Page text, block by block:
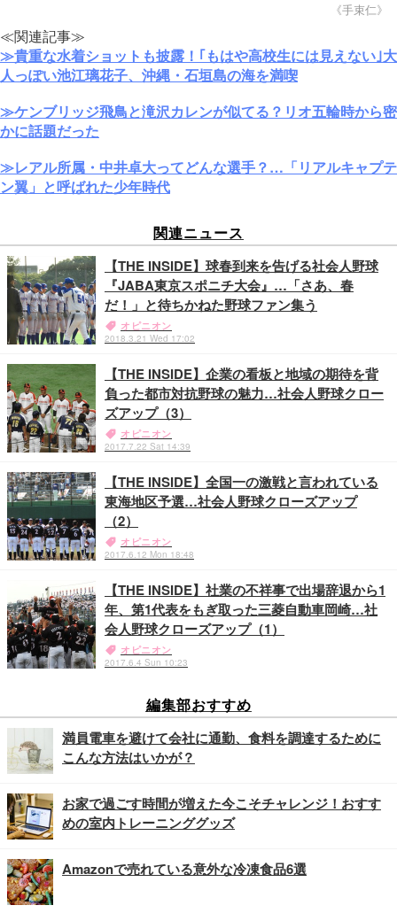
《手束仁》
≪関連記事≫
≫貴重な水着ショットも披露！｢もはや高校生には見えない｣大
人っぽい池江璃花子、沖縄・石垣島の海を満喫
≫ケンブリッジ飛鳥と滝沢カレンが似てる？リオ五輪時から密
かに話題だった
≫レアル所属・中井卓大ってどんな選手？…「リアルキャプテ
ン翼」と呼ばれた少年時代
関連ニュース
【THE INSIDE】球春到来を告げる社会人野球
『JABA東京スポニチ大会』…「さあ、春
だ！」と待ちかねた野球ファン集う
オピニオン
2018.3.21 Wed 17:02
【THE INSIDE】企業の看板と地域の期待を背
負った都市対抗野球の魅力…社会人野球クロー
ズアップ（3）
オピニオン
2017.7.22 Sat 14:39
【THE INSIDE】全国一の激戦と言われている
東海地区予選…社会人野球クローズアップ
（2）
オピニオン
2017.6.12 Mon 18:48
【THE INSIDE】社業の不祥事で出場辞退から1
年、第1代表をもぎ取った三菱自動車岡崎…社
会人野球クローズアップ（1）
オピニオン
2017.6.4 Sun 10:23
編集部おすすめ
満員電車を避けて会社に通勤、食料を調達するために
こんな方法はいかが？
お家で過ごす時間が増えた今こそチャレンジ！おすす
めの室内トレーニンググッズ
Amazonで売れている意外な冷凍食品6選